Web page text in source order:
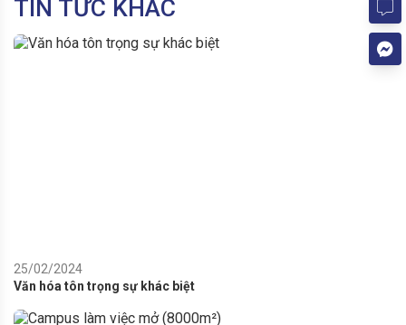
TIN TỨC KHÁC
25/02/2024
Văn hóa tôn trọng sự khác biệt